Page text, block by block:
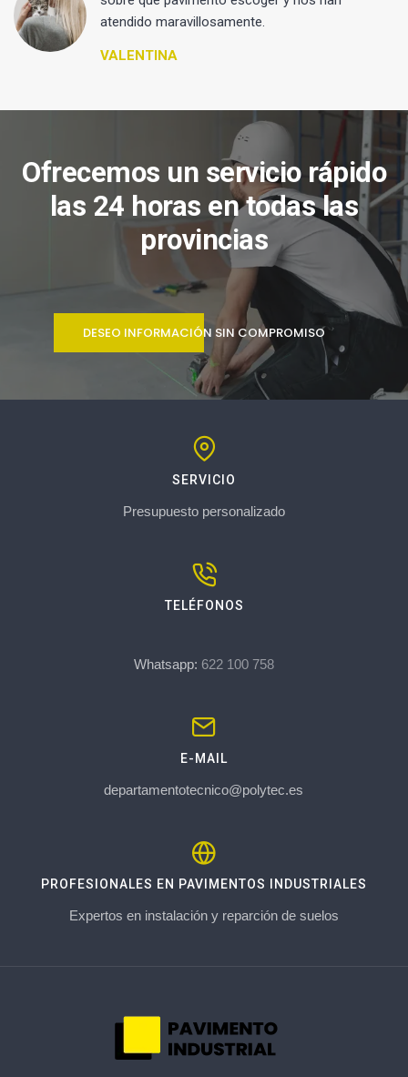
atendido maravillosamente.
VALENTINA
Ofrecemos un servicio rápido
las 24 horas en todas las
provincias
DESEO INFORMACIÓN SIN COMPROMISO
SERVICIO
Presupuesto personalizado
TELÉFONOS
Whatsapp: 622 100 758
E-MAIL
departamentotecnico@polytec.es
PROFESIONALES EN PAVIMENTOS INDUSTRIALES
Expertos en instalación y reparción de suelos